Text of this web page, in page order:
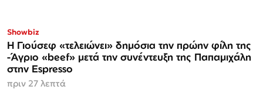
Showbiz
Η Γιούσεφ «τελειώνει» δημόσια την πρώην φίλη της
-Άγριο «beef» μετά την συνέντευξη της Παπαμιχάλη
στην Espresso
πριν 27 λεπτά